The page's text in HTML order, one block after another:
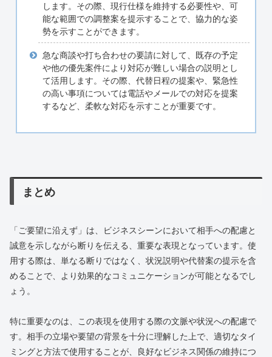
します。その際、現行仕様を維持する必要性や、可
能な範囲での調整案を提示することで、協力的な姿
勢を示すことができます。
急な商談や打ち合わせの要請に対して、既存の予定
や他の優先案件により対応が難しい場合の説明とし
て活用します。その際、代替日程の提案や、緊急性
の高い事項については電話やメールでの対応を提案
するなど、柔軟な対応を示すことが重要です。
まとめ
「ご要望に沿えず」は、ビジネスシーンにおいて相手への配慮と
誠意を示しながら断りを伝える、重要な表現となっています。使
用する際は、単なる断りではなく、状況説明や代替案の提示を含
めることで、より効果的なコミュニケーションが可能となるでし
ょう。
特に重要なのは、この表現を使用する際の文脈や状況への配慮で
す。相手の立場や要望の背景を十分に理解した上で、適切なタイ
ミングと方法で使用することが、良好なビジネス関係の維持につ